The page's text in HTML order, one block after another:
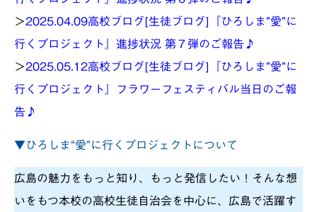
＞2025.04.09高校ブログ[生徒ブログ]『ひろしま”愛”に
行くプロジェクト』進捗状況 第７弾のご報告♪
＞2025.05.12高校ブログ[生徒ブログ]『ひろしま”愛”に
行くプロジェクト』フラワーフェスティバル当日のご報
告♪
▼ひろしま“愛”に行くプロジェクトについて
広島の魅力をもっと知り、もっと発信したい！そんな想
いをもつ本校の高校生徒自治会を中心に、広島で活躍す